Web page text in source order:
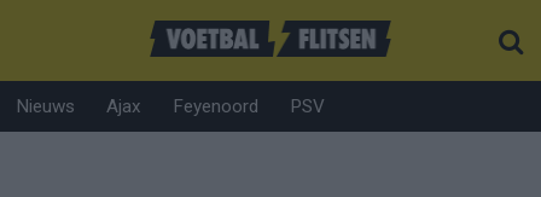
Nieuws Ajax Feyenoord PSV